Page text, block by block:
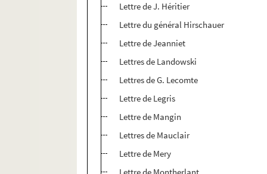
Lettre de J. Héritier
Lettre du général Hirschauer
Lettre de Jeanniet
Lettres de Landowski
Lettres de G. Lecomte
Lettre de Legris
Lettre de Mangin
Lettres de Mauclair
Lettre de Mery